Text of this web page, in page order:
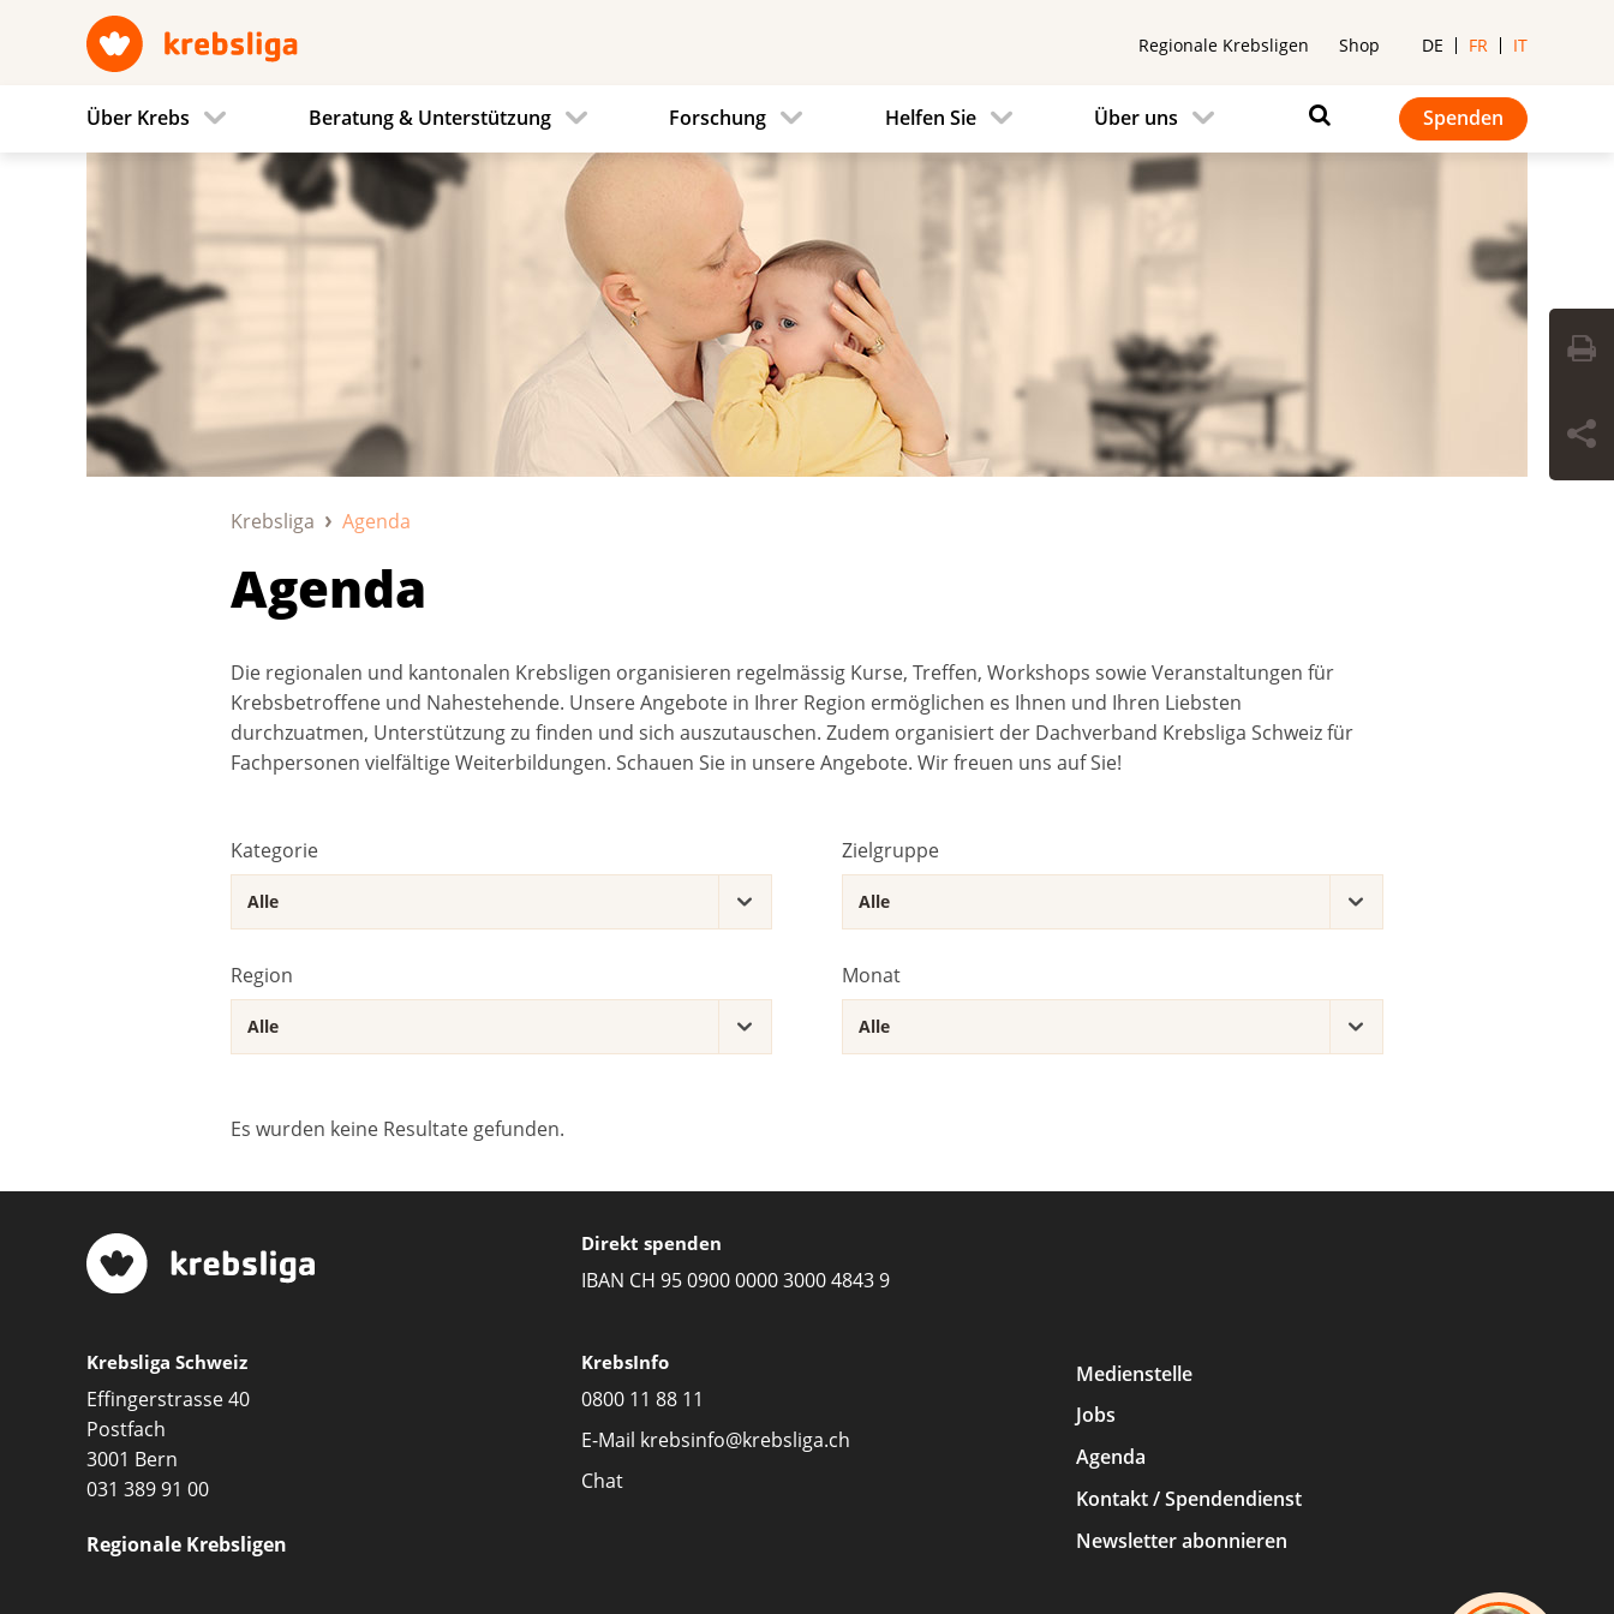
Regionale Krebsligen Shop DE FR IT
Über Krebs Beratung & Unterstützung Forschung Helfen Sie Über uns Spenden
Krebsliga Agenda
Agenda
Die regionalen und kantonalen Krebsligen organisieren regelmässig Kurse, Treffen, Workshops sowie Veranstaltungen für
Krebsbetroffene und Nahestehende. Unsere Angebote in Ihrer Region ermöglichen es Ihnen und Ihren Liebsten
durchzuatmen, Unterstützung zu finden und sich auszutauschen. Zudem organisiert der Dachverband Krebsliga Schweiz für
Fachpersonen vielfältige Weiterbildungen. Schauen Sie in unsere Angebote. Wir freuen uns auf Sie!
Kategorie Zielgruppe
Region Monat
Es wurden keine Resultate gefunden.
Direkt spenden
IBAN CH 95 0900 0000 3000 4843 9
Krebsliga Schweiz
Effingerstrasse 40
Postfach
3001 Bern
031 389 91 00
Regionale Krebsligen
KrebsInfo
0800 11 88 11
E-Mail krebsinfo@krebsliga.ch
Chat
Medienstelle
Jobs
Agenda
Kontakt / Spendendienst
Newsletter abonnieren